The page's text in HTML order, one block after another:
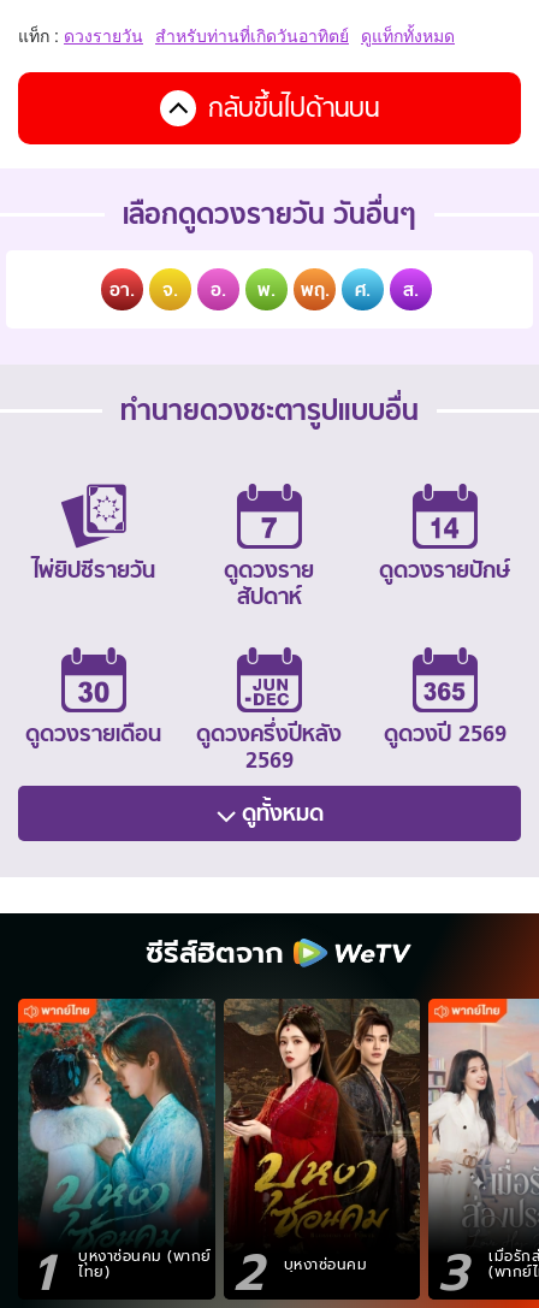
แท็ก : ดวงรายวัน สำหรับท่านที่เกิดวันอาทิตย์ ดูแท็กทั้งหมด
กลับขึ้นไปด้านบน
เลือกดูดวงรายวัน วันอื่นๆ
อา. จ. อ. พ. พฤ. ศ. ส.
ทำนายดวงชะตารูปแบบอื่น
ไพ่ยิปซีรายวัน
ดูดวงราย
สัปดาห์
ดูดวงรายปักษ์
ดูดวงรายเดือน
ดูดวงครึ่งปีหลัง
2569
ดูดวงปี 2569
ดูทั้งหมด
ซีรีส์ฮิตจาก
1 บุหงาซ่อนคม (พากย์
ไทย) 2 บุหงาซ่อนคม 3 เมื่อรัก
(พากย์